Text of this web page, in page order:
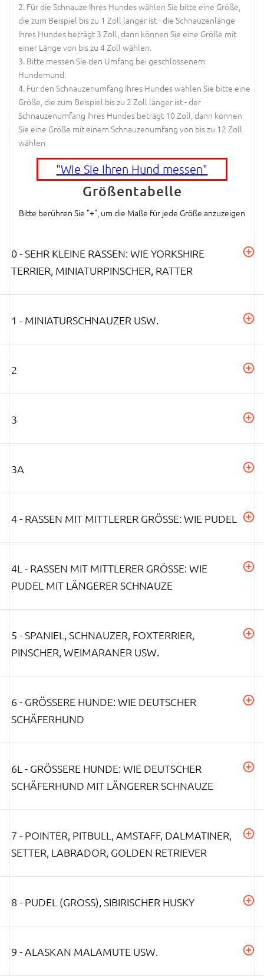
Für die Schnauze Ihres Hundes wählen Sie bitte eine Größe,
die zum Beispiel bis zu 1 Zoll länger ist - die Schnauzenlänge
Ihres Hundes beträgt 3 Zoll, dann können Sie eine Größe mit
einer Länge von bis zu 4 Zoll wählen.
Bitte messen Sie den Umfang bei geschlossenem
Hundemund.
Für den Schnauzenumfang Ihres Hundes wählen Sie bitte eine
Größe, die zum Beispiel bis zu 2 Zoll länger ist - der
Schnauzenumfang Ihres Hundes beträgt 10 Zoll, dann können
Sie eine Größe mit einem Schnauzenumfang von bis zu 12 Zoll
wählen
"Wie Sie Ihren Hund messen"
Größentabelle
Bitte berühren Sie "+", um die Maße für jede Größe anzuzeigen
0 - SEHR KLEINE RASSEN: WIE YORKSHIRE
TERRIER, MINIATURPINSCHER, RATTER
1 - MINIATURSCHNAUZER USW.
2
3
3A
4 - RASSEN MIT MITTLERER GRÖSSE: WIE PUDEL
4L - RASSEN MIT MITTLERER GRÖSSE: WIE P
UDEL MIT LÄNGERER SCHNAUZE
5 - SPANIEL, SCHNAUZER, FOXTERRIER,
PINSCHER, WEIMARANER USW.
6 - GRÖSSERE HUNDE: WIE DEUTSCHER S
CHÄFERHUND
6L - GRÖSSERE HUNDE: WIE DEUTSCHER S
CHÄFERHUND MIT LÄNGERER SCHNAUZE
7 - POINTER, PITBULL, AMSTAFF, DALMATINER,
SETTER, LABRADOR, GOLDEN RETRIEVER
8 - PUDEL (GROSS), SIBIRISCHER HUSKY
9 - ALASKAN MALAMUTE USW.